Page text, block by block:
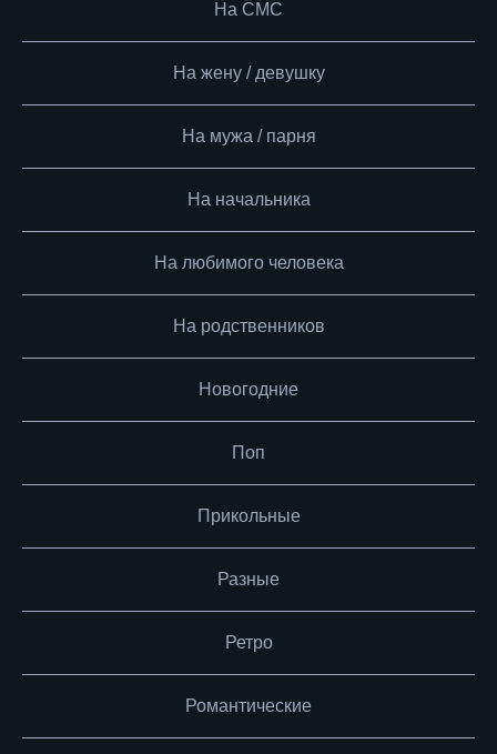
На СМС
На жену / девушку
На мужа / парня
На начальника
На любимого человека
На родственников
Новогодние
Поп
Прикольные
Разные
Ретро
Романтические